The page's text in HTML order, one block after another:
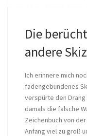
Die
andere
Ich erinnere mich
fadengebundenes
verspürte den
damals die falsche
Zeichenbuch von
Anfang viel zu groß